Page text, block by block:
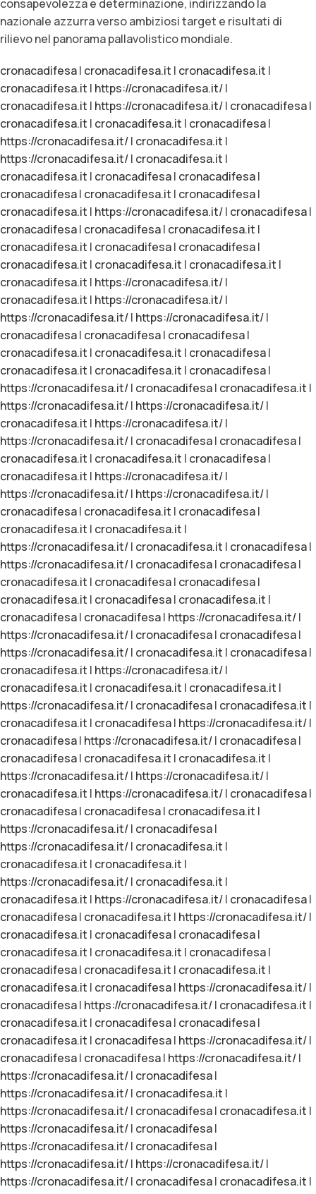
consapevolezza e determinazione, indirizzando la
nazionale azzurra verso ambiziosi target e risultati di
rilievo nel panorama pallavolistico mondiale.
cronacadifesa| cronacadifesa.it | cronacadifesa.it |
cronacadifesa.it | https://cronacadifesa.it/|
cronacadifesa.it | https://cronacadifesa.it/| cronacadifesa|
cronacadifesa.it | cronacadifesa.it | cronacadifesa|
https://cronacadifesa.it/| cronacadifesa.it |
https://cronacadifesa.it/| cronacadifesa.it |
cronacadifesa.it | cronacadifesa| cronacadifesa|
cronacadifesa| cronacadifesa.it | cronacadifesa|
cronacadifesa.it | https://cronacadifesa.it/| cronacadifesa|
cronacadifesa| cronacadifesa| cronacadifesa.it |
cronacadifesa.it | cronacadifesa| cronacadifesa|
cronacadifesa.it | cronacadifesa.it | cronacadifesa.it |
cronacadifesa.it | https://cronacadifesa.it/|
cronacadifesa.it | https://cronacadifesa.it/|
https://cronacadifesa.it/| https://cronacadifesa.it/|
cronacadifesa| cronacadifesa| cronacadifesa|
cronacadifesa.it | cronacadifesa.it | cronacadifesa|
cronacadifesa.it | cronacadifesa.it | cronacadifesa|
https://cronacadifesa.it/| cronacadifesa| cronacadifesa.it |
https://cronacadifesa.it/| https://cronacadifesa.it/|
cronacadifesa.it | https://cronacadifesa.it/|
https://cronacadifesa.it/| cronacadifesa| cronacadifesa|
cronacadifesa.it | cronacadifesa.it | cronacadifesa|
cronacadifesa.it | https://cronacadifesa.it/|
https://cronacadifesa.it/| https://cronacadifesa.it/|
cronacadifesa| cronacadifesa.it | cronacadifesa|
cronacadifesa.it | cronacadifesa.it |
https://cronacadifesa.it/| cronacadifesa.it | cronacadifesa|
https://cronacadifesa.it/| cronacadifesa| cronacadifesa|
cronacadifesa.it | cronacadifesa| cronacadifesa|
cronacadifesa.it | cronacadifesa| cronacadifesa.it |
cronacadifesa| cronacadifesa| https://cronacadifesa.it/|
https://cronacadifesa.it/| cronacadifesa| cronacadifesa|
https://cronacadifesa.it/| cronacadifesa.it | cronacadifesa|
cronacadifesa.it | https://cronacadifesa.it/|
cronacadifesa.it | cronacadifesa.it | cronacadifesa.it |
https://cronacadifesa.it/| cronacadifesa| cronacadifesa.it |
cronacadifesa.it | cronacadifesa| https://cronacadifesa.it/|
cronacadifesa| https://cronacadifesa.it/| cronacadifesa|
cronacadifesa| cronacadifesa.it | cronacadifesa.it |
https://cronacadifesa.it/| https://cronacadifesa.it/|
cronacadifesa.it | https://cronacadifesa.it/| cronacadifesa|
cronacadifesa| cronacadifesa| cronacadifesa.it |
https://cronacadifesa.it/| cronacadifesa|
https://cronacadifesa.it/| cronacadifesa.it |
cronacadifesa.it | cronacadifesa.it |
https://cronacadifesa.it/| cronacadifesa.it |
cronacadifesa.it | https://cronacadifesa.it/| cronacadifesa|
cronacadifesa| cronacadifesa.it | https://cronacadifesa.it/|
cronacadifesa.it | cronacadifesa| cronacadifesa|
cronacadifesa.it | cronacadifesa.it | cronacadifesa|
cronacadifesa| cronacadifesa.it | cronacadifesa.it |
cronacadifesa.it | cronacadifesa| https://cronacadifesa.it/|
cronacadifesa| https://cronacadifesa.it/| cronacadifesa.it |
cronacadifesa.it | cronacadifesa| cronacadifesa|
cronacadifesa.it | cronacadifesa| https://cronacadifesa.it/|
cronacadifesa| cronacadifesa| https://cronacadifesa.it/|
https://cronacadifesa.it/| cronacadifesa|
https://cronacadifesa.it/| cronacadifesa.it |
https://cronacadifesa.it/| cronacadifesa| cronacadifesa.it |
https://cronacadifesa.it/| cronacadifesa|
https://cronacadifesa.it/| cronacadifesa|
https://cronacadifesa.it/| https://cronacadifesa.it/|
https://cronacadifesa.it/| cronacadifesa| cronacadifesa.it |